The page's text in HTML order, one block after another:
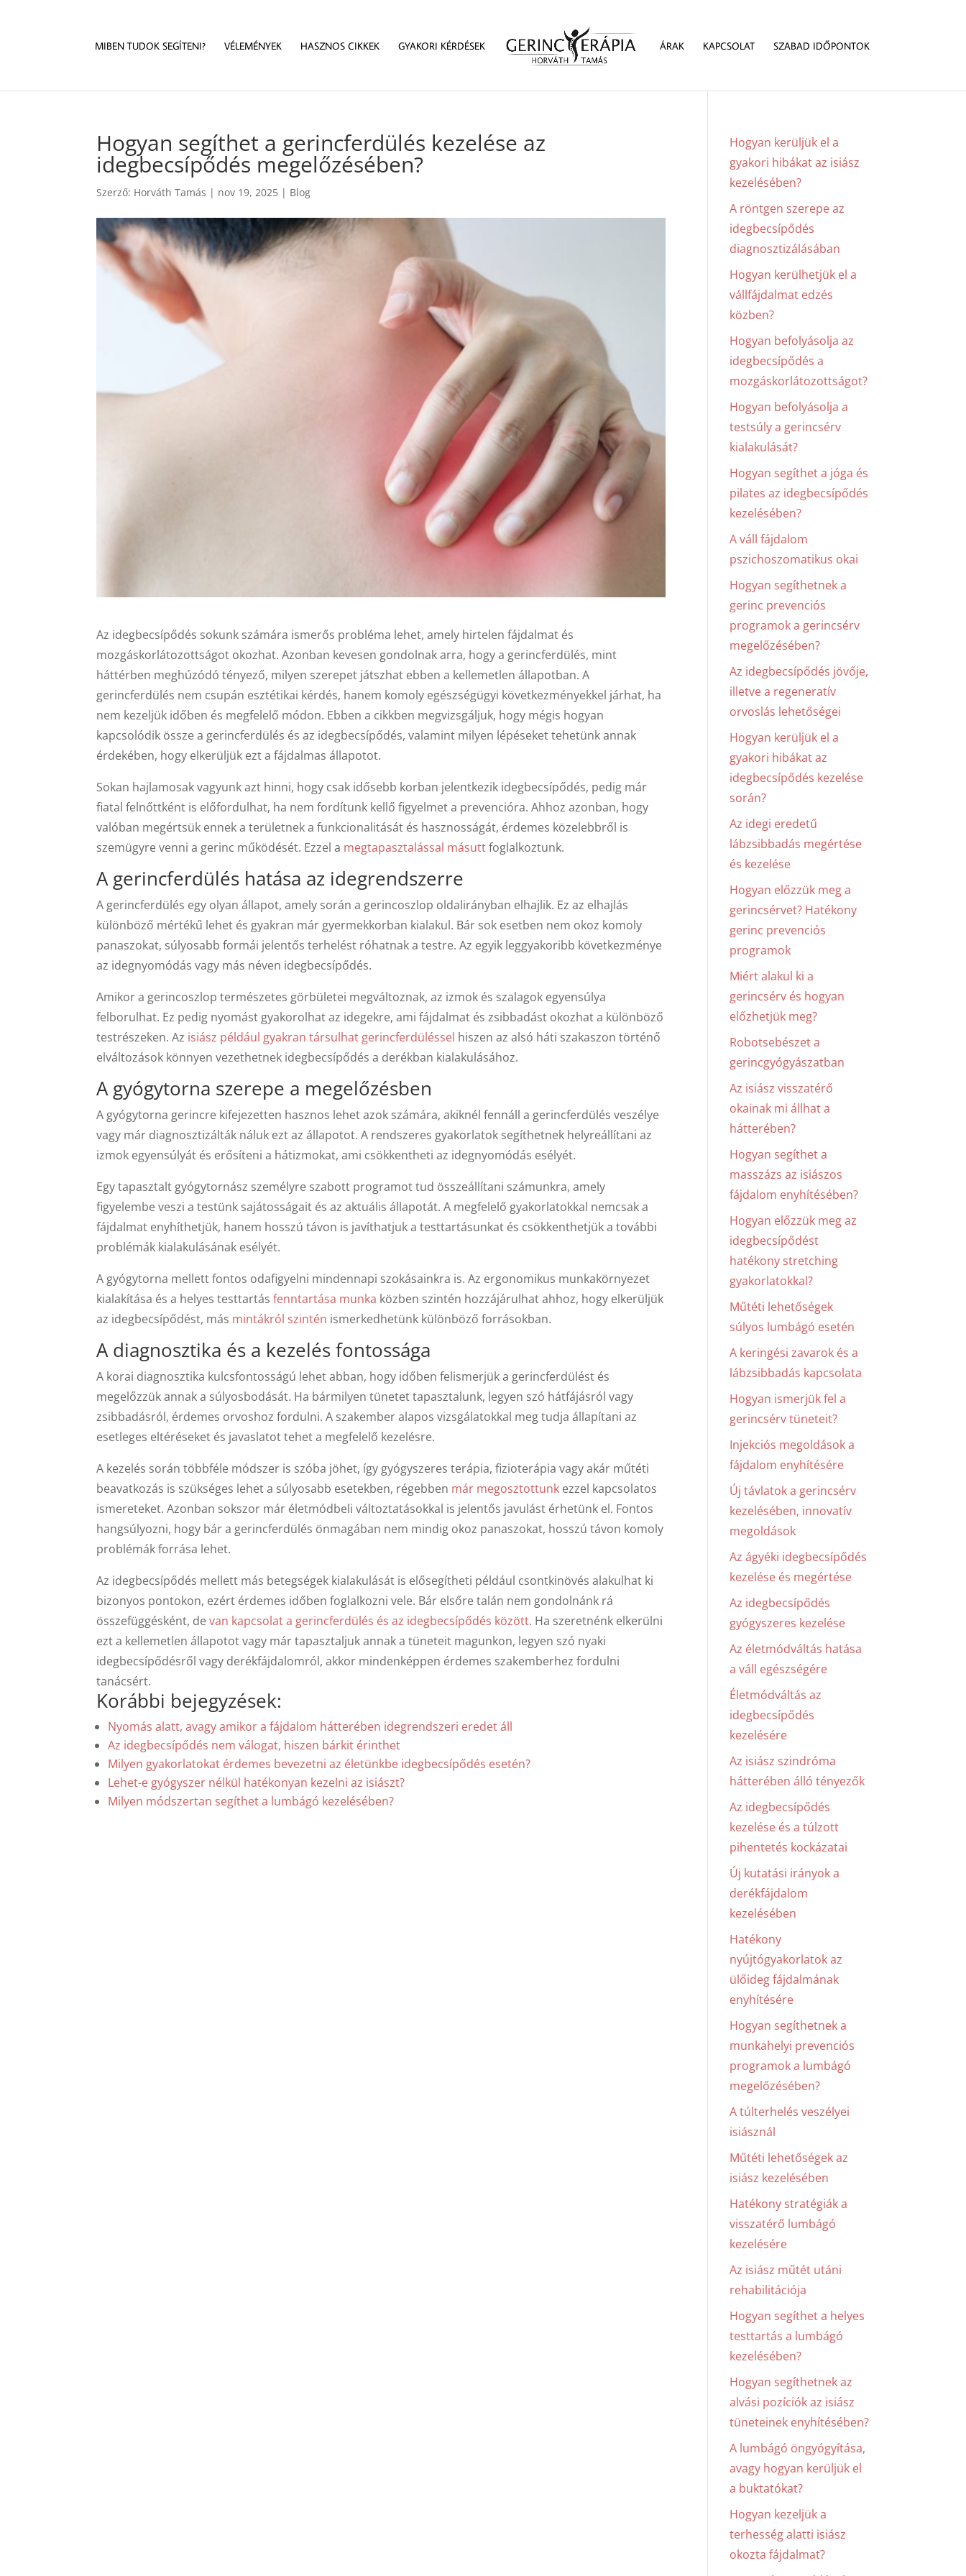
MIBEN TUDOK SEGÍTENI? VÉLEMÉNYEK HASZNOS CIKKEK GYAKORI KÉRDÉSEK ÁRAK KAPCSOLAT SZABAD IDŐPONTOK
Hogyan segíthet a gerincferdülés kezelése az
idegbecsípődés megelőzésében?
Szerző: Horváth Tamás | nov 19, 2025 | Blog
Az idegbecsípődés sokunk számára ismerős probléma lehet, amely hirtelen fájdalmat és
mozgáskorlátozottságot okozhat. Azonban kevesen gondolnak arra, hogy a gerincferdülés, mint
háttérben meghúzódó tényező, milyen szerepet játszhat ebben a kellemetlen állapotban. A
gerincferdülés nem csupán esztétikai kérdés, hanem komoly egészségügyi következményekkel járhat, ha
nem kezeljük időben és megfelelő módon. Ebben a cikkben megvizsgáljuk, hogy mégis hogyan
kapcsolódik össze a gerincferdülés és az idegbecsípődés, valamint milyen lépéseket tehetünk annak
érdekében, hogy elkerüljük ezt a fájdalmas állapotot.
Sokan hajlamosak vagyunk azt hinni, hogy csak idősebb korban jelentkezik idegbecsípődés, pedig már
fiatal felnőttként is előfordulhat, ha nem fordítunk kellő figyelmet a prevencióra. Ahhoz azonban, hogy
valóban megértsük ennek a területnek a funkcionalitását és hasznosságát, érdemes közelebbről is
szemügyre venni a gerinc működését. Ezzel a megtapasztalással másuttfoglalkoztunk.
A gerincferdülés hatása az idegrendszerre
A gerincferdülés egy olyan állapot, amely során a gerincoszlop oldalirányban elhajlik. Ez az elhajlás
különböző mértékű lehet és gyakran már gyermekkorban kialakul. Bár sok esetben nem okoz komoly
panaszokat, súlyosabb formái jelentős terhelést róhatnak a testre. Az egyik leggyakoribb következménye
az idegnyomódás vagy más néven idegbecsípődés.
Amikor a gerincoszlop természetes görbületei megváltoznak, az izmok és szalagok egyensúlya
felborulhat. Ez pedig nyomást gyakorolhat az idegekre, ami fájdalmat és zsibbadást okozhat a különböző
testrészeken. Az isiász például gyakran társulhat gerincferdüléssel hiszen az alsó háti szakaszon történő
elváltozások könnyen vezethetnek idegbecsípődés a derékban kialakulásához.
A gyógytorna szerepe a megelőzésben
A gyógytorna gerincre kifejezetten hasznos lehet azok számára, akiknél fennáll a gerincferdülés veszélye
vagy már diagnosztizálták náluk ezt az állapotot. A rendszeres gyakorlatok segíthetnek helyreállítani az
izmok egyensúlyát és erősíteni a hátizmokat, ami csökkentheti az idegnyomódás esélyét.
Egy tapasztalt gyógytornász személyre szabott programot tud összeállítani számunkra, amely
figyelembe veszi a testünk sajátosságait és az aktuális állapotát. A megfelelő gyakorlatokkal nemcsak a
fájdalmat enyhíthetjük, hanem hosszú távon is javíthatjuk a testtartásunkat és csökkenthetjük a további
problémák kialakulásának esélyét.
A gyógytorna mellett fontos odafigyelni mindennapi szokásainkra is. Az ergonomikus munkakörnyezet
kialakítása és a helyes testtartásfenntartása munka közben szintén hozzájárulhat ahhoz, hogy elkerüljük
az idegbecsípődést, más mintákról szintén ismerkedhetünk különböző forrásokban.
A diagnosztika és a kezelés fontossága
A korai diagnosztika kulcsfontosságú lehet abban, hogy időben felismerjük a gerincferdülést és
megelőzzük annak a súlyosbodását. Ha bármilyen tünetet tapasztalunk, legyen szó hátfájásról vagy
zsibbadásról, érdemes orvoshoz fordulni. A szakember alapos vizsgálatokkal meg tudja állapítani az
esetleges eltéréseket és javaslatot tehet a megfelelő kezelésre.
A kezelés során többféle módszer is szóba jöhet, így gyógyszeres terápia, fizioterápia vagy akár műtéti
beavatkozás is szükséges lehet a súlyosabb esetekben, régebben már megosztottunk ezzel kapcsolatos
ismereteket. Azonban sokszor már életmódbeli változtatásokkal is jelentős javulást érhetünk el. Fontos
hangsúlyozni, hogy bár a gerincferdülés önmagában nem mindig okoz panaszokat, hosszú távon komoly
problémák forrása lehet.
Az idegbecsípődés mellett más betegségek kialakulását is elősegítheti például csontkinövés alakulhat ki
bizonyos pontokon, ezért érdemes időben foglalkozni vele. Bár elsőre talán nem gondolnánk rá
összefüggésként, devan kapcsolat a gerincferdülés és az idegbecsípődés között. Ha szeretnénk elkerülni
ezt a kellemetlen állapotot vagy már tapasztaljuk annak a tüneteit magunkon, legyen szó nyaki
idegbecsípődésről vagy derékfájdalomról, akkor mindenképpen érdemes szakemberhez fordulni
tanácsért.
Korábbi bejegyzések:
Nyomás alatt, avagy amikor a fájdalom hátterében idegrendszeri eredet áll
Az idegbecsípődés nem válogat, hiszen bárkit érinthet
Milyen gyakorlatokat érdemes bevezetni az életünkbe idegbecsípődés esetén?
Lehet-e gyógyszer nélkül hatékonyan kezelni az isiászt?
Milyen módszertan segíthet a lumbágó kezelésében?
Hogyan kerüljük el a
gyakori hibákat az isiász
kezelésében?
A röntgen szerepe az
idegbecsípődés
diagnosztizálásában
Hogyan kerülhetjük el a
vállfájdalmat edzés
közben?
Hogyan befolyásolja az
idegbecsípődés a
mozgáskorlátozottságot?
Hogyan befolyásolja a
testsúly a gerincsérv
kialakulását?
Hogyan segíthet a jóga és
pilates az idegbecsípődés
kezelésében?
A váll fájdalom
pszichoszomatikus okai
Hogyan segíthetnek a
gerinc prevenciós
programok a gerincsérv
megelőzésében?
Az idegbecsípődés jövője,
illetve a regeneratív
orvoslás lehetőségei
Hogyan kerüljük el a
gyakori hibákat az
idegbecsípődés kezelése
során?
Az idegi eredetű
lábzsibbadás megértése
és kezelése
Hogyan előzzük meg a
gerincsérvet? Hatékony
gerinc prevenciós
programok
Miért alakul ki a
gerincsérv és hogyan
előzhetjük meg?
Robotsebészet a
gerincgyógyászatban
Az isiász visszatérő
okainak mi állhat a
hátterében?
Hogyan segíthet a
masszázs az isiászos
fájdalom enyhítésében?
Hogyan előzzük meg az
idegbecsípődést
hatékony stretching
gyakorlatokkal?
Műtéti lehetőségek
súlyos lumbágó esetén
A keringési zavarok és a
lábzsibbadás kapcsolata
Hogyan ismerjük fel a
gerincsérv tüneteit?
Injekciós megoldások a
fájdalom enyhítésére
Új távlatok a gerincsérv
kezelésében, innovatív
megoldások
Az ágyéki idegbecsípődés
kezelése és megértése
Az idegbecsípődés
gyógyszeres kezelése
Az életmódváltás hatása
a váll egészségére
Életmódváltás az
idegbecsípődés
kezelésére
Az isiász szindróma
hátterében álló tényezők
Az idegbecsípődés
kezelése és a túlzott
pihentetés kockázatai
Új kutatási irányok a
derékfájdalom
kezelésében
Hatékony
nyújtógyakorlatok az
ülőideg fájdalmának
enyhítésére
Hogyan segíthetnek a
munkahelyi prevenciós
programok a lumbágó
megelőzésében?
A túlterhelés veszélyei
isiásznál
Műtéti lehetőségek az
isiász kezelésében
Hatékony stratégiák a
visszatérő lumbágó
kezelésére
Az isiász műtét utáni
rehabilitációja
Hogyan segíthet a helyes
testtartás a lumbágó
kezelésében?
Hogyan segíthetnek az
alvási pozíciók az isiász
tüneteinek enyhítésében?
A lumbágó öngyógyítása,
avagy hogyan kerüljük el
a buktatókat?
Hogyan kezeljük a
terhesség alatti isiász
okozta fájdalmat?